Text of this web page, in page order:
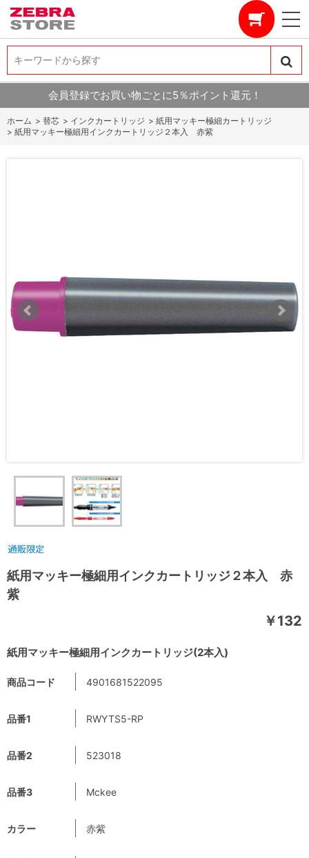
キーワードから探す
キーワードから探す
会員登録でお買い物ごとに5％ポイント還元！
ホーム > 替芯 > インクカートリッジ > 紙用マッキー極細カートリッジ
> 紙用マッキー極細用インクカートリッジ２本入 赤紫
紙用マッキー極細用インクカートリッジ２本入 赤
紫
紙用マッキー極細用インクカートリッジ(2本入)
￥132
商品コード 4901681522095
品番1 RWYTS5-RP
品番2 523018
品番3 Mckee
カラー 赤紫